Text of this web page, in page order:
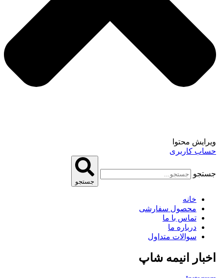
ویرایش محتوا
حساب کاربری
جستجو
جستجو
خانه
محصول سفارشی
تماس با ما
درباره ما
سوالات متداول
اخبار انیمه شاپ